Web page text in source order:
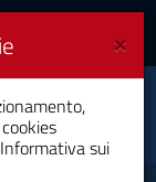
×
Informativa sui